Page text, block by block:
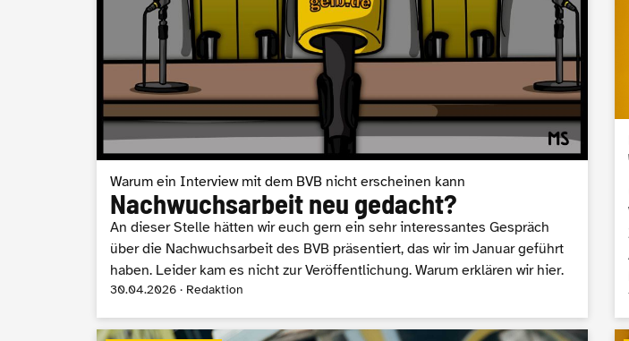
Warum ein Interview mit dem BVB nicht erscheinen kann
Nachwuchsarbeit neu gedacht?
An dieser Stelle hätten wir euch gern ein sehr interessantes Gespräch
über die Nachwuchsarbeit des BVB präsentiert, das wir im Januar geführt
haben. Leider kam es nicht zur Veröffentlichung. Warum erklären wir hier.
30.04.2026 · Redaktion